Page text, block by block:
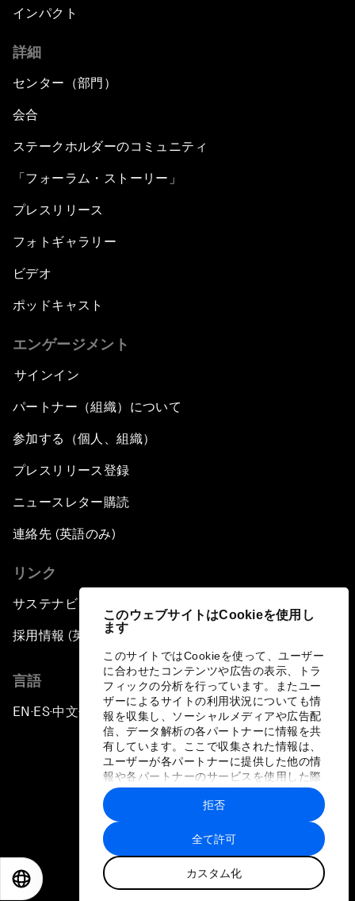
このウェブサイトはCookieを使用し
ます
このサイトではCookieを使って、ユーザー
に合わせたコンテンツや広告の表示、トラ
フィックの分析を行っています。またユー
ザーによるサイトの利用状況についても情
報を収集し、ソーシャルメディアや広告配
信、データ解析の各パートナーに情報を共
有しています。ここで収集された情報は、
ユーザーが各パートナーに提供した他の情
報や各パートナーのサービスを使用した際
に収集された情報と組み合わされ、各パー
トナーによって使用されることがありま
す。
全て許可
カスタム化
拒否
インパクト
詳細
センター（部門）
会合
ステークホルダーのコミュニティ
「フォーラム・ストーリー」
プレスリリース
フォトギャラリー
ビデオ
ポッドキャスト
エンゲージメント
サインイン
パートナー（組織）について
参加する（個人、組織）
プレスリリース登録
ニュースレター購読
連絡先 (英語のみ)
リンク
サステナビリティへの取り組み
採用情報 (英語のみ)
言語
EN ▪ ES▪中文▪ 日本語
プライバシーポリシーと利用規約
サイトマップ
©
世界経済フォーラム